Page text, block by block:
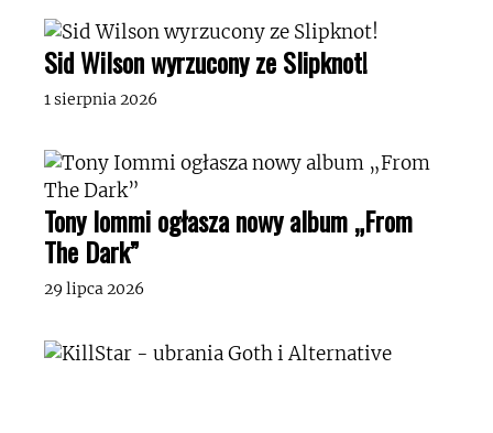
Sid Wilson wyrzucony ze Slipknot!
1 sierpnia 2026
Tony Iommi ogłasza nowy album „From
The Dark”
29 lipca 2026